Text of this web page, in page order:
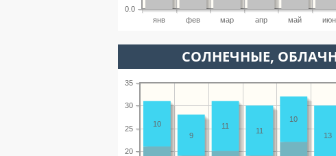
янв фев мар апр май июн
0.0
CОЛНЕЧНЫЕ,
20
25
30
35
13
10
11
11
9
10